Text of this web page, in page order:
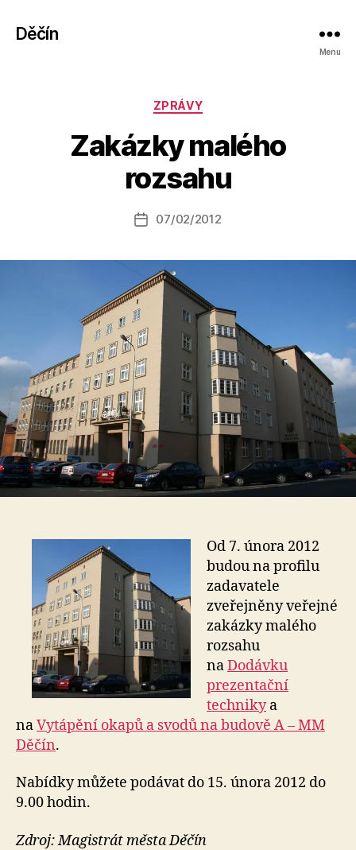
Děčín
Menu
Rubriky
ZPRÁVY
Zakázky malého
rozsahu
Autor
příspěvku
u
o
a
Datum
07/02/2012
Od 7. února 2012
budou na profilu
zadavatele
zveřejněny veřejné
zakázky malého
rozsahu
naDodávku
prezentační
technikya
naVytápění okapů a svodů na budově A – MM
Děčín.
Nabídky můžete podávat do 15. února 2012 do
9.00 hodin.
Zdroj: Magistrát města Děčín